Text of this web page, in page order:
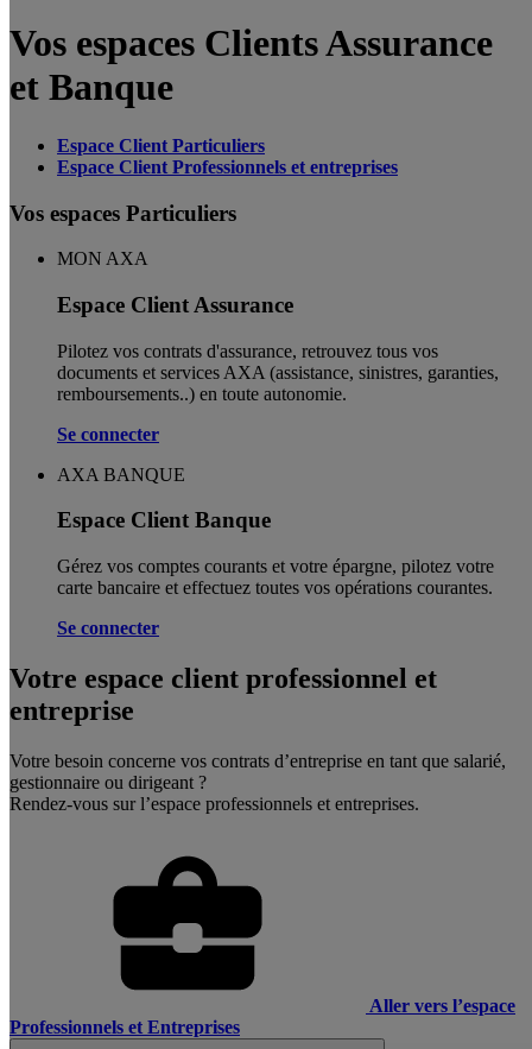
Vos espaces Clients Assurance
et Banque
Espace Client Particuliers
Espace Client Professionnels et entreprises
Vos espaces Particuliers
MON AXA
Espace Client Assurance
Pilotez vos contrats d'assurance, retrouvez tous vos
documents et services AXA (assistance, sinistres, garanties,
remboursements..) en toute autonomie. ​
Se connecter
AXA BANQUE
Espace Client Banque
Gérez vos comptes courants et votre épargne, pilotez votre
carte bancaire et effectuez toutes vos opérations courantes.
Se connecter
Votre espace client professionnel et
entreprise
Votre besoin concerne vos contrats d’entreprise en tant que salarié,
gestionnaire ou dirigeant ?
Rendez-vous sur l’espace professionnels et entreprises.
Aller vers l’espace
Professionnels et Entreprises